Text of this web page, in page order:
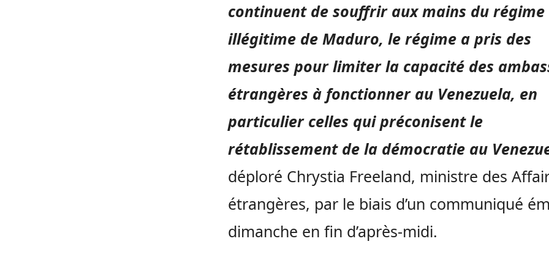
continuent de souffrir aux mains du régime
illégitime de Maduro, le régime a pris des
mesures pour limiter la capacité des
étrangères à fonctionner au Venezuela, en
particulier celles qui préconisent le
rétablissement de la démocratie au
déploré Chrystia Freeland, ministre des
étrangères, par le biais d’un communiqué
dimanche en fin d’après-midi.